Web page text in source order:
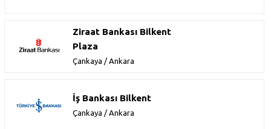
Ziraat Bankası Bilkent
Plaza
Çankaya / Ankara
İş Bankası Bilkent
Çankaya / Ankara